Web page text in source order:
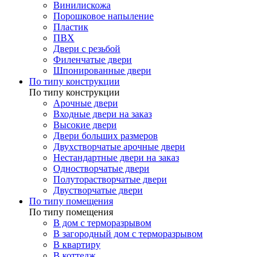
Винилискожа
Порошковое напыление
Пластик
ПВХ
Двери с резьбой
Филенчатые двери
Шпонированные двери
По типу конструкции
По типу конструкции
Арочные двери
Входные двери на заказ
Высокие двери
Двери больших размеров
Двухстворчатые арочные двери
Нестандартные двери на заказ
Одностворчатые двери
Полуторастворчатые двери
Двустворчатые двери
По типу помещения
По типу помещения
В дом с терморазрывом
В загородный дом с терморазрывом
В квартиру